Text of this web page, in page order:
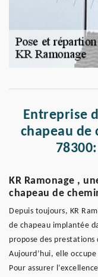
Entreprise
chapeau de
KR Ramonage ,
chapeau de
Depuis toujours, KR
de chapeau implantée
propose des
Aujourd’hui, elle
Pour assurer